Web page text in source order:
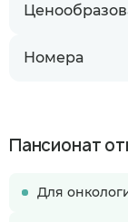
Номера
Пансионат
Для